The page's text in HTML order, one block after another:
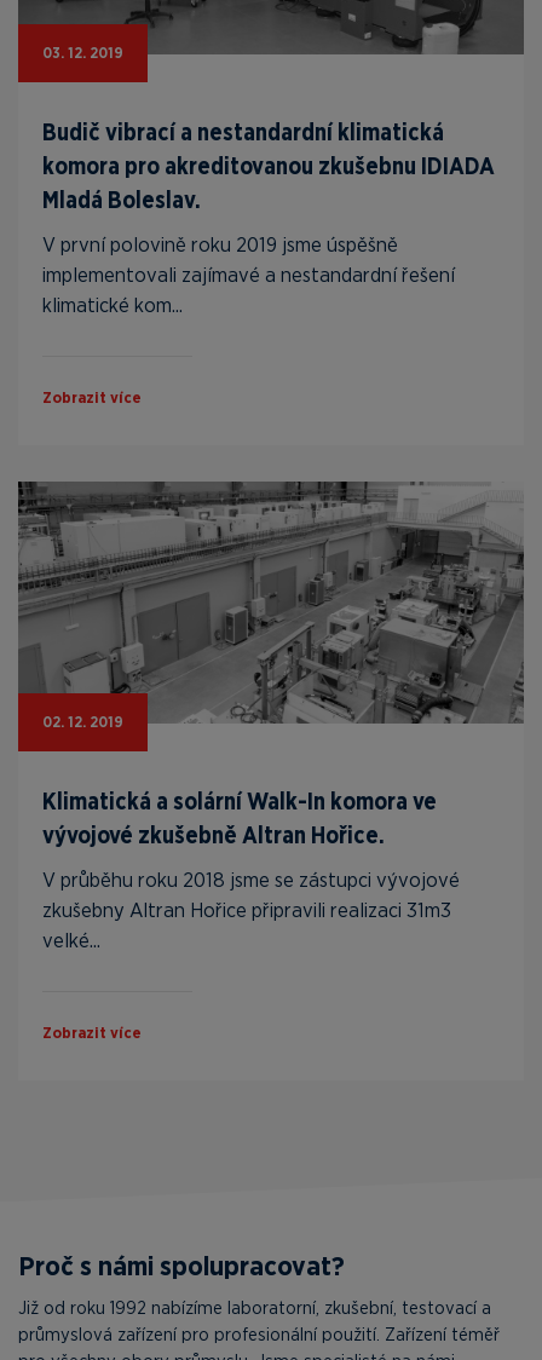
03. 12. 2019
Budič vibrací a nestandardní klimatická
komora pro akreditovanou zkušebnu IDIADA
Mladá Boleslav.
V první polovině roku 2019 jsme úspěšně
implementovali zajímavé a nestandardní řešení
klimatické kom...
Zobrazit více
02. 12. 2019
Klimatická a solární Walk-In komora ve
vývojové zkušebně Altran Hořice.
V průběhu roku 2018 jsme se zástupci vývojové
zkušebny Altran Hořice připravili realizaci 31m3
velké...
Zobrazit více
Proč s námi spolupracovat?
Již od roku 1992 nabízíme laboratorní, zkušební, testovací a
průmyslová zařízení pro profesionální použití. Zařízení téměř